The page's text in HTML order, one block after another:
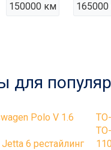
150000 км
для
Polo V 1.6
6 рестайлинг